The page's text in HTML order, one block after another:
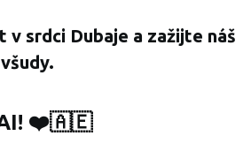
srdci Dubaje a zažijte náš
❤️🇦🇪